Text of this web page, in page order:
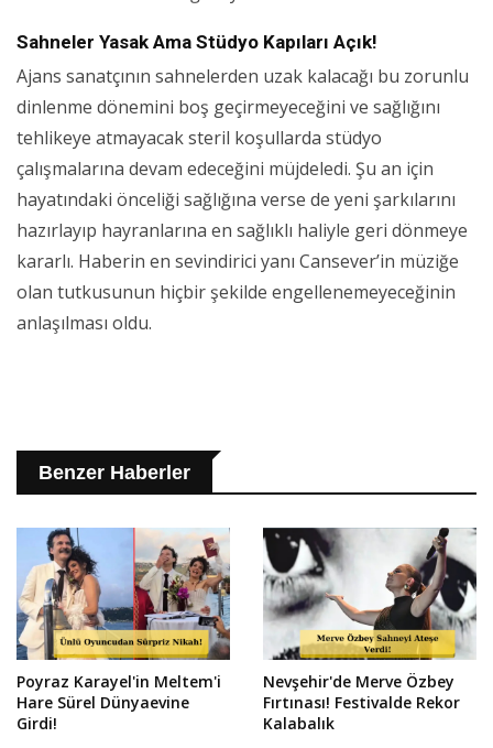
Sahneler Yasak Ama Stüdyo Kapıları Açık!
Ajans sanatçının sahnelerden uzak kalacağı bu zorunlu
dinlenme dönemini boş geçirmeyeceğini ve sağlığını
tehlikeye atmayacak steril koşullarda stüdyo
çalışmalarına devam edeceğini müjdeledi. Şu an için
hayatındaki önceliği sağlığına verse de yeni şarkılarını
hazırlayıp hayranlarına en sağlıklı haliyle geri dönmeye
kararlı. Haberin en sevindirici yanı Cansever’in müziğe
olan tutkusunun hiçbir şekilde engellenemeyeceğinin
anlaşılması oldu.
Benzer Haberler
Poyraz Karayel'in Meltem'i
Hare Sürel Dünyaevine
Girdi!
Nevşehir'de Merve Özbey
Fırtınası! Festivalde Rekor
Kalabalık